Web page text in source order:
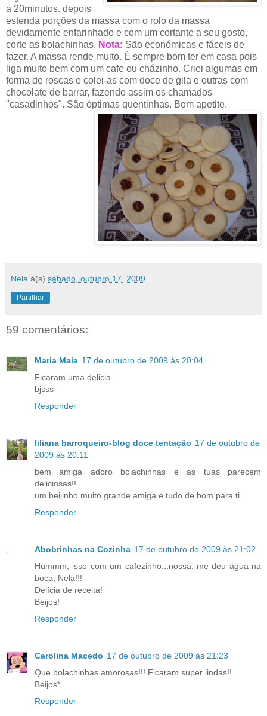
a 20minutos. depois
estenda porções da massa com o rolo da massa
devidamente enfarinhado e com um cortante a seu gosto,
corte as bolachinhas. Nota: São económicas e fáceis de
fazer. A massa rende muito. É sempre bom ter em casa pois
liga muito bem com um cafe ou cházinho. Criei algumas em
forma de roscas e colei-as com doce de gila e outras com
chocolate de barrar, fazendo assim os chamados
"casadinhos". São óptimas quentinhas. Bom apetite.
Nela à(s) sábado, outubro 17, 2009
Partilhar
59 comentários:
Maria Maia 17 de outubro de 2009 às 20:04
Ficaram uma delicia.
bjsss
Responder
liliana barroqueiro-blog doce tentação 17 de outubro de
2009 às 20:11
bem amiga adoro bolachinhas e as tuas parecem
deliciosas!!
um beijinho muito grande amiga e tudo de bom para ti
Responder
Abobrinhas na Cozinha 17 de outubro de 2009 às 21:02
Hummm, isso com um cafezinho...nossa, me deu água na
boca, Nela!!!
Delícia de receita!
Beijos!
Responder
Carolina Macedo 17 de outubro de 2009 às 21:23
Que bolachinhas amorosas!!! Ficaram super lindas!!
Beijos*
Responder